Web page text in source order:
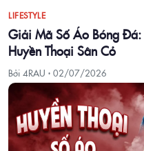
LIFESTYLE
Giải Mã Số Áo Bóng
Huyền Thoại Sân Cỏ
Bởi 4RAU · 02/07/2026